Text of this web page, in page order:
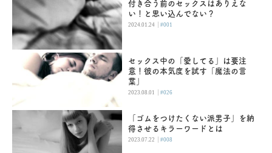
付き合う前のセックスはありえな
い！と思い込んでない？
2024.01.24 |#001
セックス中の「愛してる」は要注
意！彼の本気度を試す「魔法の言
葉」
2023.08.01 |#026
「ゴムをつけたくない派男子」を納
得させるキラーワードとは
2023.07.22 |#008